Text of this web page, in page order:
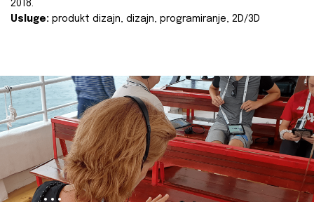
2018.
Usluge: produkt dizajn, dizajn, programiranje, 2D/3D